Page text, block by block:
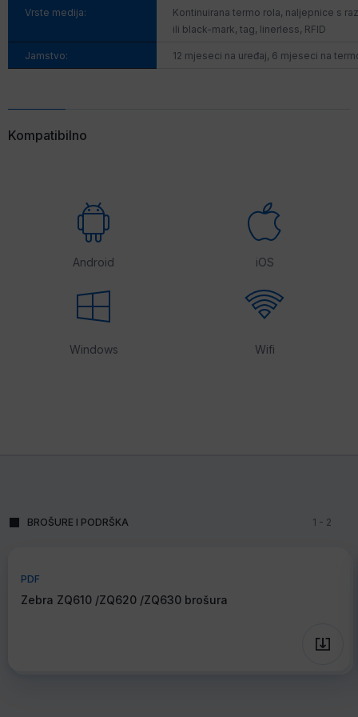
Vrste medija:
Kontinuirana termo rola, naljepnice s
ili black-mark, tag, linerless, RFID
Jamstvo: 12 mjeseci na uređaj, 6 mjeseci na
Kompatibilno
Android iOS
Windows Wifi
BROŠURE I PODRŠKA 1 - 2
PDF
Zebra ZQ610 /ZQ620 /ZQ630 brošura